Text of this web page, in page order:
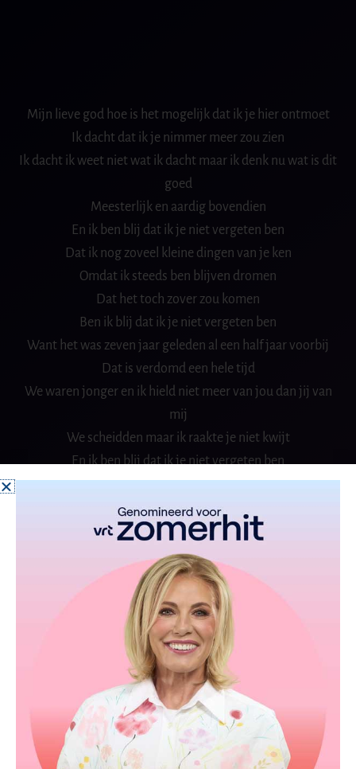
Mijn lieve god hoe is het mogelijk dat ik je hier ontmoet
Ik dacht dat ik je nimmer meer zou zien
Ik dacht ik weet niet wat ik dacht maar ik denk nu wat is dit
goed
Meesterlijk en aardig bovendien
En ik ben blij dat ik je niet vergeten ben
Dat ik nog zoveel kleine dingen van je ken
Omdat ik steeds ben blijven dromen
Dat het toch zover zou komen
Ben ik blij dat ik je niet vergeten ben
Want het was zeven jaar geleden al een half jaar voorbij
Dat is verdomd een hele tijd
We waren jonger en ik hield niet meer van jou dan jij van
mij
We scheidden maar ik raakte je niet kwijt
En ik ben blij dat ik je niet vergeten ben
Dat ik nog zoveel kleine dingen van je ken
Omdat ik steeds ben blijven dromen
Dat het toch zover zou komen
Ben ik blij dat ik je niet vergeten ben
Je vraagt dat ik je in al die jaren onmiddellijk heb herkent
Of ik soms nog wel eens aan je dacht
Wat dacht je dan dat je een ander bent geworden dan je
bent
In een nacht
En ik ben blij dat ik je niet vergeten ben
Dat ik nog zoveel kleine dingen van je ken
Omdat ik steeds ben blijven dromen
Dat het toch zover zou komen